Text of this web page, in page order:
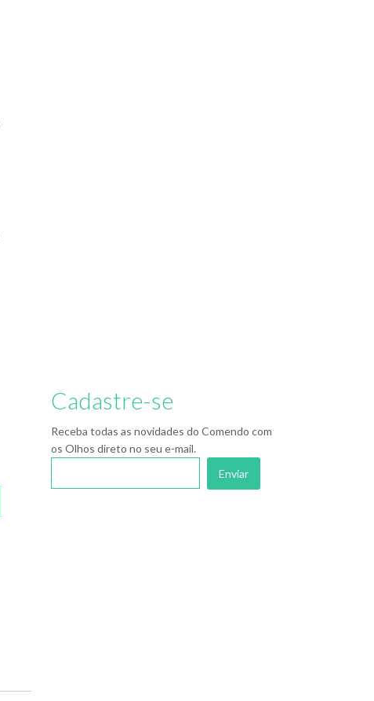
Cadastre-se
Receba todas as novidades do Comendo com
os Olhos direto no seu e-mail.